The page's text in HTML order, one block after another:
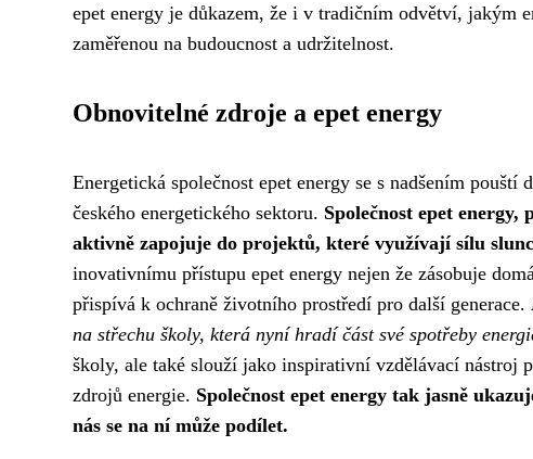
epet energy je důkazem, že i v tradičním odvětví, jakým
zaměřenou na budoucnost a udržitelnost.
Obnovitelné zdroje a epet energy
Energetická společnost epet energy se s nadšením
českého energetického sektoru. Společnost epet energy,
aktivně zapojuje do projektů, které využívají sílu
inovativnímu přístupu epet energy nejen že zásobuje
přispívá k ochraně životního prostředí pro další generace.
na střechu školy, která nyní hradí část své spotřeby
školy, ale také slouží jako inspirativní vzdělávací nástroj
zdrojů energie. Společnost epet energy tak jasně
nás se na ní může podílet.